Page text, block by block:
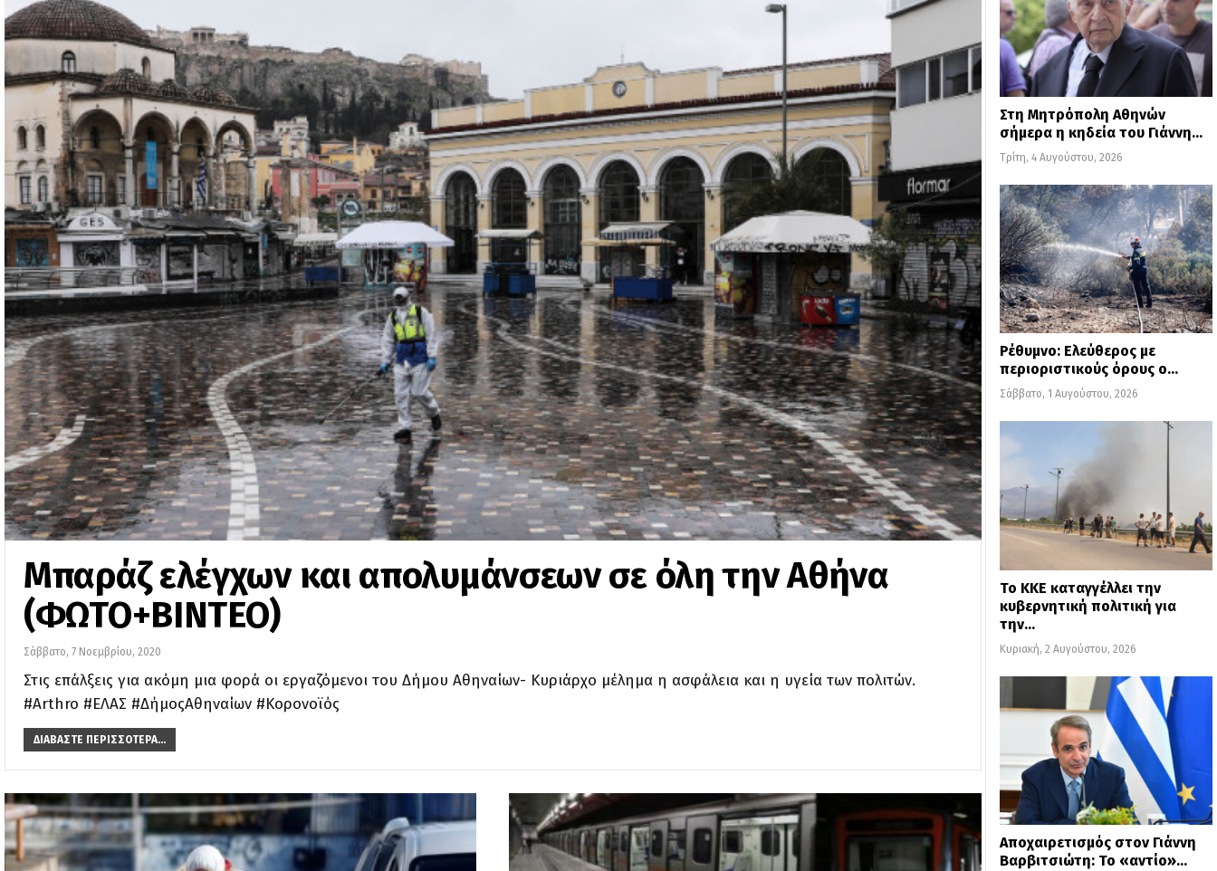
Μπαράζ ελέγχων και απολυμάνσεων σε όλη την Αθήνα
(ΦΩΤΟ+ΒΙΝΤΕΟ)
Σάββατο, 7 Νοεμβρίου, 2020
Στις επάλξεις για ακόμη μια φορά οι εργαζόμενοι του Δήμου Αθηναίων- Κυριάρχο μέλημα η ασφάλεια και η υγεία των πολιτών.
#Arthro #ΕΛΑΣ #ΔήμοςΑθηναίων #Κορονοϊός
ΔΙΑΒΆΣΤΕ ΠΕΡΙΣΣΌΤΕΡΑ...
Στη Μητρόπολη Αθηνών
σήμερα η κηδεία του Γιάννη…
Τρίτη, 4 Αυγούστου, 2026
Ρέθυμνο: Ελεύθερος με
περιοριστικούς όρους ο…
Σάββατο, 1 Αυγούστου, 2026
Το ΚΚΕ καταγγέλλει την
κυβερνητική πολιτική για
την…
Κυριακή, 2 Αυγούστου, 2026
Αποχαιρετισμός στον Γιάννη
Βαρβιτσιώτη: Το «αντίο»…